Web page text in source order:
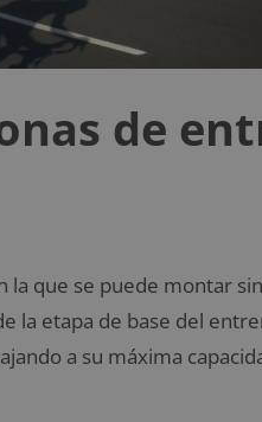
de
la que se puede montar
la etapa de base del
a su máxima